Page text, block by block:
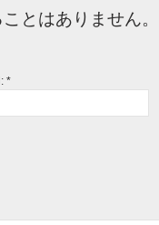
とはありません。
*